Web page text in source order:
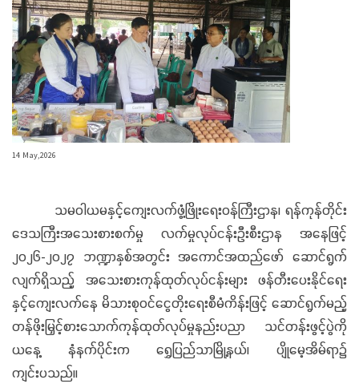
14 May,2026
သမဝါယမနှင့်ကျေးလက်ဖွံ့ဖြိုးရေးဝန်ကြီးဌာန၊ ရန်ကုန်တိုင်း
ဒေသကြီးအသေးစားစက်မှု လက်မှုလုပ်ငန်းဦးစီးဌာန အနေဖြင့်
၂၀၂၆-၂၀၂၇ ဘဏ္ဍာနှစ်အတွင်း အကောင်အထည်ဖော် ဆောင်ရွက်
လျက်ရှိသည့် အသေးစားကုန်ထုတ်လုပ်ငန်းများ ဖန်တီးပေးနိုင်ရေး
နှင့်ကျေးလက်နေ မိသားစုဝင်ငွေတိုးရေးစီမံကိန်းဖြင့် ဆောင်ရွက်မည့်
တန်ဖိုးမြှင့်စားသောက်ကုန်ထုတ်လုပ်မှုနည်းပညာ သင်တန်းဖွင့်ပွဲကို
ယနေ့ နံနက်ပိုင်းက ရွှေပြည်သာမြို့နယ်၊ ပျိုမေ့အိမ်ရာ၌
ကျင်းပသည်။